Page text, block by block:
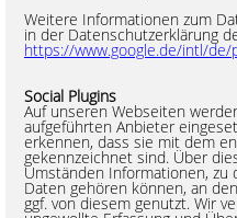
Weitere Informationen zum
in der Datenschutzerklärung
https://www.google.de/intl/de/
Social Plugins
Auf unseren Webseiten
aufgeführten Anbieter
erkennen, dass sie mit dem
gekennzeichnet sind. Über
Umständen Informationen, zu
Daten gehören können, an
ggf. von diesem genutzt. Wir